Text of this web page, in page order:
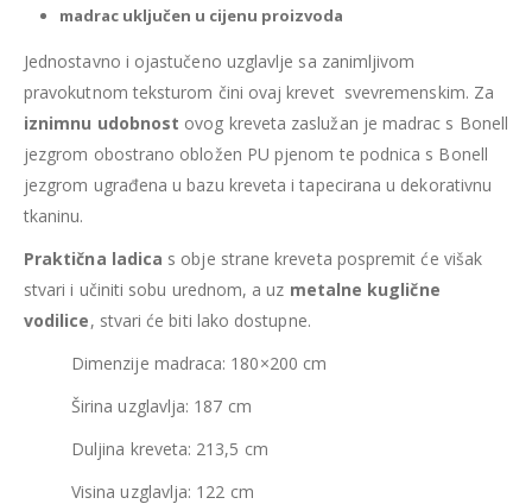
madrac uključen u cijenu proizvoda
Jednostavno i ojastučeno uzglavlje sa zanimljivom
pravokutnom teksturom čini ovaj krevet svevremenskim. Za
iznimnu udobnost ovog kreveta zaslužan je madrac s Bonell
jezgrom obostrano obložen PU pjenom te podnica s Bonell
jezgrom ugrađena u bazu kreveta i tapecirana u dekorativnu
tkaninu.
Praktična ladica s obje strane kreveta pospremit će višak
stvari i učiniti sobu urednom, a uz metalne kuglične
vodilice, stvari će biti lako dostupne.
Dimenzije madraca: 180×200 cm
Širina uzglavlja: 187 cm
Duljina kreveta: 213,5 cm
Visina uzglavlja: 122 cm